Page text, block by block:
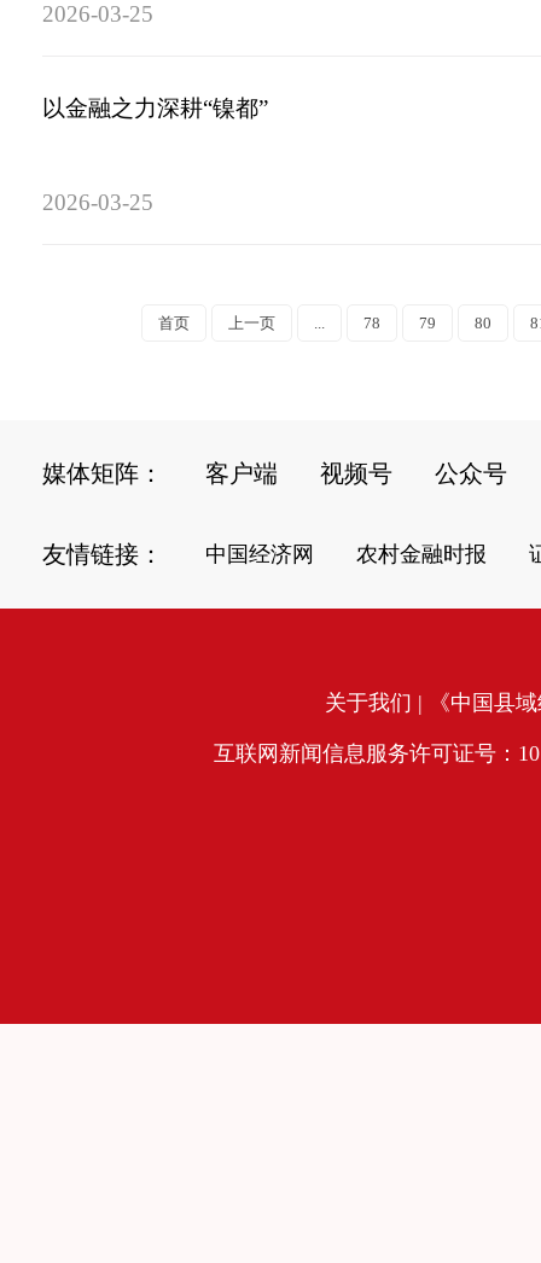
2026-03-25
以金融之力深耕“镍都”
2026-03-25
首页 上一页 ... 78 79 80
媒体矩阵： 客户端 视频号 公众号
友情链接： 中国经济网 农村金融时报
关于我们 | 《中国县
互联网新闻信息服务许可证号：